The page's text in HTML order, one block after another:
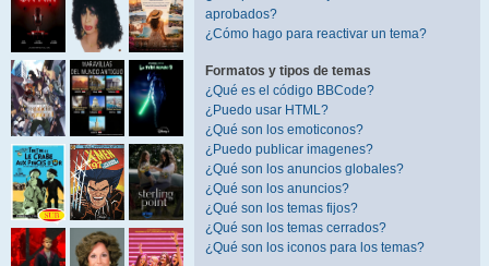
aprobados?
¿Cómo hago para reactivar un tema?
Formatos y tipos de temas
¿Qué es el código BBCode?
¿Puedo usar HTML?
¿Qué son los emoticonos?
¿Puedo publicar imagenes?
¿Qué son los anuncios globales?
¿Qué son los anuncios?
¿Qué son los temas fijos?
¿Qué son los temas cerrados?
¿Qué son los iconos para los temas?